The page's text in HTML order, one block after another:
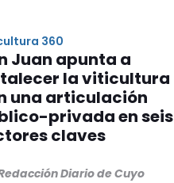
360
Juan apunta a
la viticultura
una articulación
privada en seis
claves
Diario de Cuyo